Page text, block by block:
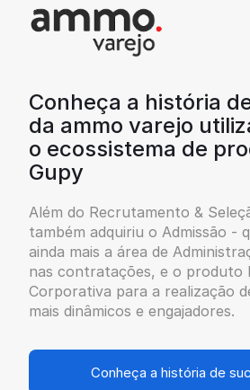
Conheça a história
da ammo varejo
o ecossistema de
Gupy
Além do Recrutamento &
também adquiriu o Admissão -
ainda mais a área de
nas contratações, e o produto
Corporativa para a realização
mais dinâmicos e engajadores.
Conheça a história de